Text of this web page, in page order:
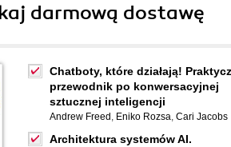
darmową dostawę
Chatboty, które działają!
przewodnik po konwersacyjnej
sztucznej inteligencji
Andrew Freed , Eniko Rozsa, Cari Jacobs
Architektura systemów AI.